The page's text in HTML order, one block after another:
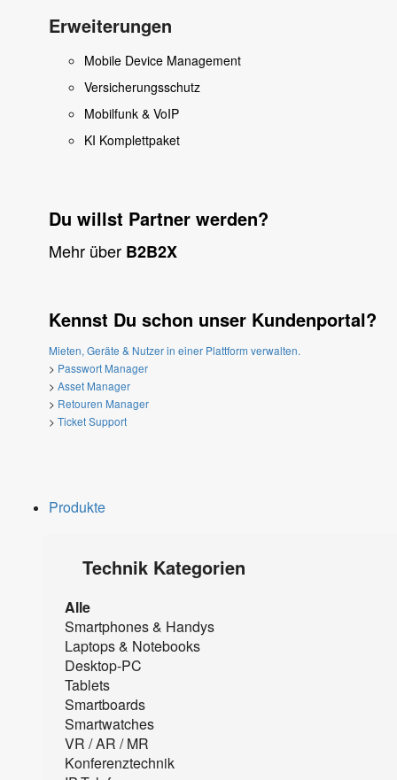
Erweiterungen
Mobile Device Management
Versicherungsschutz
Mobilfunk & VoIP
KI Komplettpaket
Du willst Partner werden?
Mehr über B2B2X
Kennst Du schon unser Kundenportal?
Mieten, Geräte & Nutzer in einer Plattform verwalten.
> Passwort Manager
> Asset Manager
> Retouren Manager
> Ticket Support
Produkte
Technik Kategorien
Alle
Smartphones & Handys
Laptops & Notebooks
Desktop-PC
Tablets
Smartboards
Smartwatches
VR / AR / MR
Konferenztechnik